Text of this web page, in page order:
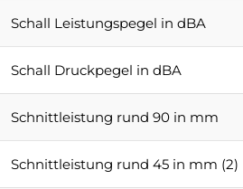
Schall Leistungspegel in dBA
Schall Druckpegel in dBA
Schnittleistung rund 90 in mm
Schnittleistung rund 45 in mm (2)